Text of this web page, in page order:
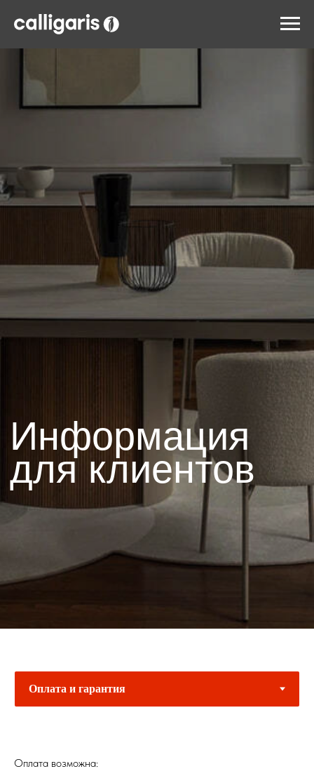
Информация
для клиентов
Оплата возможна: